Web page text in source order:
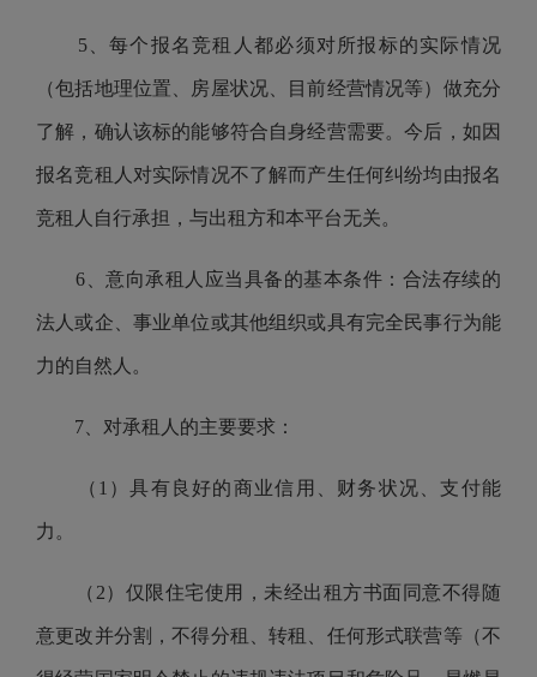
5、每个报名竞租人都必须对所报标的实际情况
（包括地理位置、房屋状况、目前经营情况等）做充分
了解，确认该标的能够符合自身经营需要。今后，如因
报名竞租人对实际情况不了解而产生任何纠纷均由报名
竞租人自行承担，与出租方和本平台无关。
6、意向承租人应当具备的基本条件：合法存续的
法人或企、事业单位或其他组织或具有完全民事行为能
力的自然人。
7、对承租人的主要要求：
（1）具有良好的商业信用、财务状况、支付能
力。
（2）仅限住宅使用，未经出租方书面同意不得随
意更改并分割，不得分租、转租、任何形式联营等（不